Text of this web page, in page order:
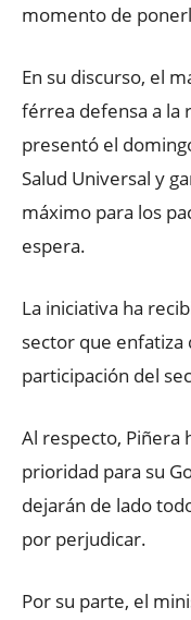
momento de
En su discurso, el
férrea defensa a la
presentó el
Salud Universal y
máximo para los
espera.
La iniciativa ha
sector que enfatiza
participación del
Al respecto, Piñera
prioridad para su
dejarán de lado
por perjudicar.
Por su parte, el